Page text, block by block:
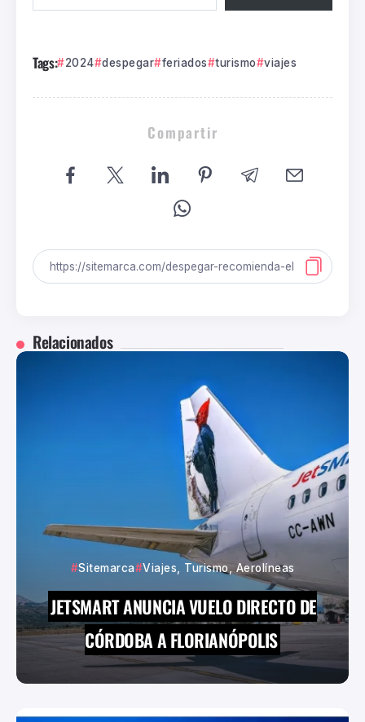
Tags: 2024 despegar feriados turismo viajes
Compartir
Relacionados
Sitemarca Viajes, Turismo, Aerolíneas
JETSMART ANUNCIA VUELO DIRECTO DE
CÓRDOBA A FLORIANÓPOLIS